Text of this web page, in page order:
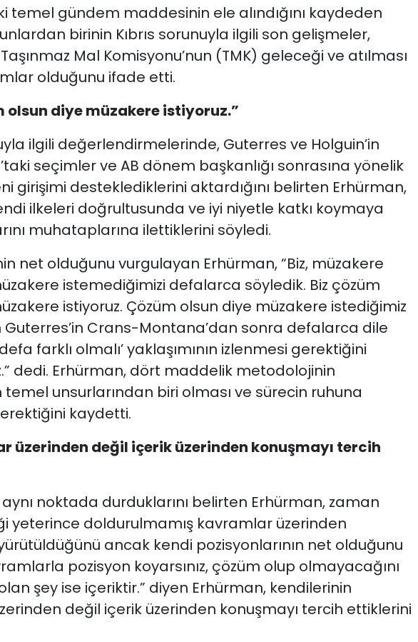
temel gündem maddesinin ele alındığını kaydeden
birinin Kıbrıs sorunuyla ilgili son gelişmeler,
Mal Komisyonu’nun (TMK) geleceği ve atılması
olduğunu ifade etti.
olsun diye müzakere istiyoruz.”
ilgili değerlendirmelerinde, Guterres ve Holguin’in
seçimler ve AB dönem başkanlığı sonrasına yönelik
girişimi desteklediklerini aktardığını belirten Erhürman,
ilkeleri doğrultusunda ve iyi niyetle katkı koymaya
muhataplarına ilettiklerini söyledi.
net olduğunu vurgulayan Erhürman, “Biz, müzakere
istemediğimizi defalarca söyledik. Biz çözüm
istiyoruz. Çözüm olsun diye müzakere istediğimiz
Guterres’in Crans-Montana’dan sonra defalarca dile
farklı olmalı’ yaklaşımının izlenmesi gerektiğini
dedi. Erhürman, dört maddelik metodolojinin
temel unsurlarından biri olması ve sürecin ruhuna
kaydetti.
üzerinden değil içerik üzerinden konuşmayı tercih
noktada durduklarını belirten Erhürman, zaman
yeterince doldurulmamış kavramlar üzerinden
ancak kendi pozisyonlarının net olduğunu
pozisyon koyarsınız, çözüm olup olmayacağını
şey ise içeriktir.” diyen Erhürman, kendilerinin
değil içerik üzerinden konuşmayı tercih ettiklerini